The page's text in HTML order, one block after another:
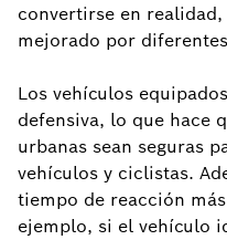
convertirse en
mejorado por
Los vehículos
defensiva, lo que hace
urbanas sean seguras
vehículos y ciclistas.
tiempo de reacción
ejemplo, si el vehículo